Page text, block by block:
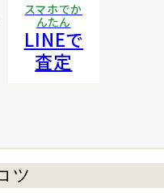
スマホでか
んたん
LINEで
査定
ツ